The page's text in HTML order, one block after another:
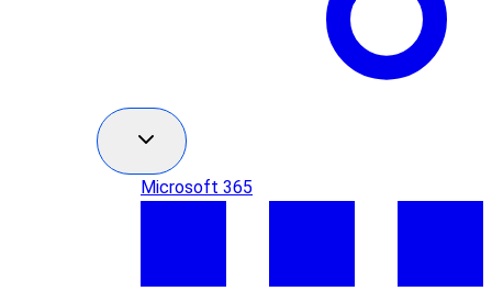
Microsoft 365